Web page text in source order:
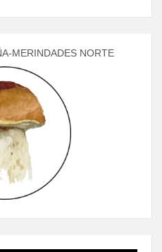
MERINDADES NORTE